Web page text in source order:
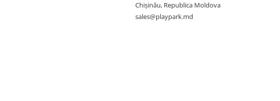
Chișinău, Republica Moldova
sales@playpark.md